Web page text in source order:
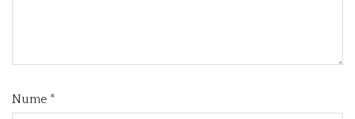
Nume *